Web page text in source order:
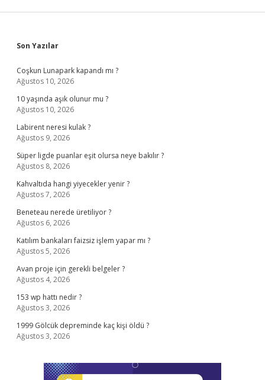
Sidebar
Son Yazılar
Coşkun Lunapark kapandı mı ?
Ağustos 10, 2026
10 yaşında aşık olunur mu ?
Ağustos 10, 2026
Labirent neresi kulak ?
Ağustos 9, 2026
Süper ligde puanlar eşit olursa neye bakılır ?
Ağustos 8, 2026
Kahvaltıda hangi yiyecekler yenir ?
Ağustos 7, 2026
Beneteau nerede üretiliyor ?
Ağustos 6, 2026
Katılım bankaları faizsiz işlem yapar mı ?
Ağustos 5, 2026
Avan proje için gerekli belgeler ?
Ağustos 4, 2026
153 wp hattı nedir ?
Ağustos 3, 2026
1999 Gölcük depreminde kaç kişi öldü ?
Ağustos 3, 2026